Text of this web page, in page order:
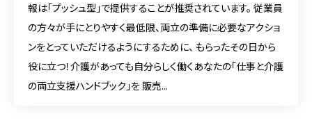
報は「プッシュ型」で提供することが推奨されています。 従業員
の方々が手にとりやすく最低限、両立の準備に必要なアクショ
ンをとっていただけるようにするために、 もらったその日から
役に立つ！介護があっても自分らしく働くあなたの「仕事と介護
の両立支援ハンドブック」を 販売...